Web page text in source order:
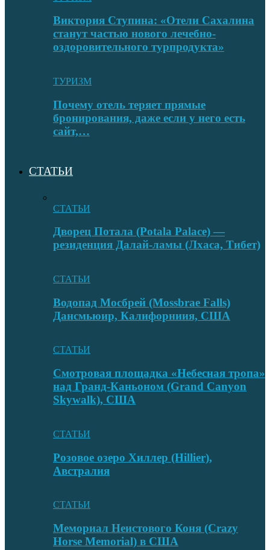
Виктория Ступина: «Отели Сахалина
станут частью нового лечебно-
оздоровительного турпродукта»
ТУРИЗМ
Почему отель теряет прямые
бронирования, даже если у него есть
сайт,…
СТАТЬИ
СТАТЬИ
Дворец Потала (Potala Palace) —
резиденция Далай-ламы (Лхаса, Тибет)
СТАТЬИ
Водопад Мосбрей (Mossbrae Falls)
Дансмьюир, Калифорниия, США
СТАТЬИ
Смотровая площадка «Небесная тропа»
над Гранд-Каньоном (Grand Canyon
Skywalk), США
СТАТЬИ
Розовое озеро Хиллер (Hillier),
Австралия
СТАТЬИ
Мемориал Неистового Коня (Crazy
Horse Memorial) в США